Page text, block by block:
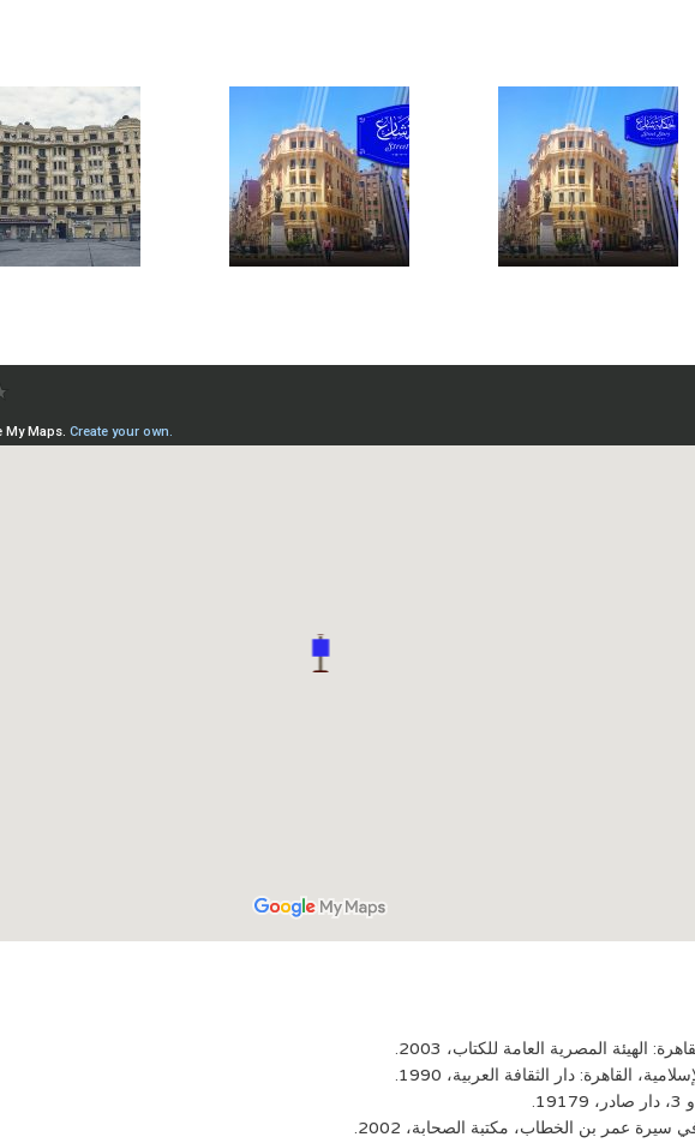
الهيئة المصرية العامة للكتاب، 2003.
القاهرة: دار الثقافة العربية، 1990.
عمر بن الخطاب، مكتبة الصحابة، 2002.